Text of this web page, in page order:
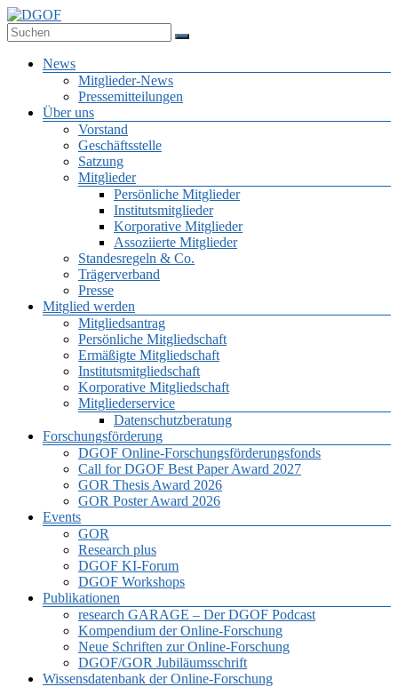
Zum
Inhalt
springen
Deutsche Gesellschaft für Online-Forschung e.V.
Menü
News
Mitglieder-News
Pressemitteilungen
Über uns
Vorstand
Geschäftsstelle
Satzung
Mitglieder
Persönliche Mitglieder
Institutsmitglieder
Korporative Mitglieder
Assoziierte Mitglieder
Standesregeln & Co.
Trägerverband
Presse
Mitglied werden
Mitgliedsantrag
Persönliche Mitgliedschaft
Ermäßigte Mitgliedschaft
Institutsmitgliedschaft
Korporative Mitgliedschaft
Mitgliederservice
Datenschutzberatung
Forschungsförderung
DGOF Online-Forschungsförderungsfonds
Call for DGOF Best Paper Award 2027
GOR Thesis Award 2026
GOR Poster Award 2026
Events
GOR
Research plus
DGOF KI-Forum
DGOF Workshops
Publikationen
research GARAGE – Der DGOF Podcast
Kompendium der Online-Forschung
Neue Schriften zur Online-Forschung
DGOF/GOR Jubiläumsschrift
Wissensdatenbank der Online-Forschung